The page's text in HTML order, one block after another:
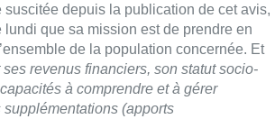
suscitée depuis la publication de cet avis,
lundi que sa mission est de prendre en
de la population concernée. Et
ses revenus financiers, son statut socio-
à comprendre et à gérer
(apports